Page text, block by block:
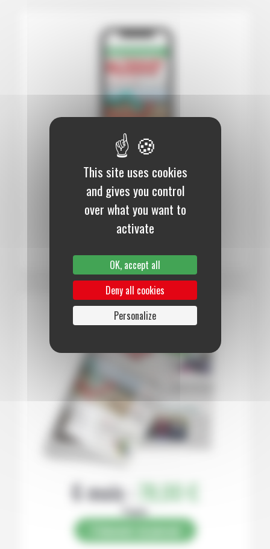
12 mois :99,00 €
Numérique
S’abonner au journal
6 mois : 78,00 €
Papier
This site uses cookies
and gives you control
over what you want to
activate
OK, accept all
Deny all cookies
Personalize